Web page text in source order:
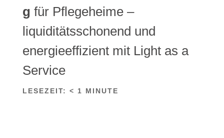
g für Pflegeheime –
liquiditätsschonend und
energieeffizient mit Light as a
Service
LESEZEIT: < 1 MINUTE